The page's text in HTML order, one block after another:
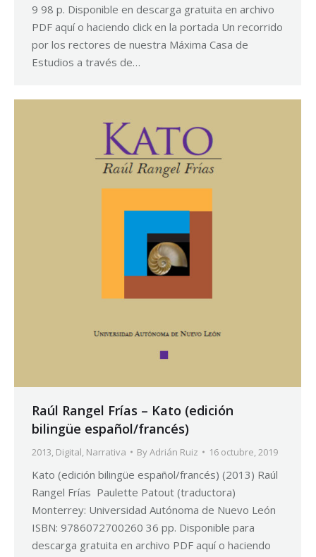
9 98 p. Disponible en descarga gratuita en archivo
PDF aquí o haciendo click en la portada Un recorrido
por los rectores de nuestra Máxima Casa de
Estudios a través de…
Raúl Rangel Frías – Kato (edición
bilingüe español/francés)
2013, Digital, Narrativa ByAdrián Ruiz 16 octubre, 2019
Kato (edición bilingüe español/francés) (2013) Raúl
Rangel Frías Paulette Patout (traductora)
Monterrey: Universidad Autónoma de Nuevo León
ISBN: 9786072700260 36 pp. Disponible para
descarga gratuita en archivo PDF aquí o haciendo